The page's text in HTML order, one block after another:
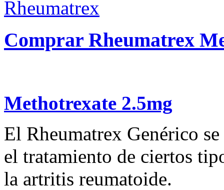
Comprar Rheumatrex
Methotrexate 2.5mg
El Rheumatrex Genérico
el tratamiento de ciertos
la artritis reumatoide.